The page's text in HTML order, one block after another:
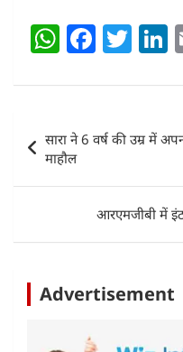
W
at
s
A
p
F
c
e
b
o
o
k
T
itt
er
k
e
navigation
सारा ने 6 वर्ष की उम्र में
माहौल
आरएमजीबी में
Advertisement